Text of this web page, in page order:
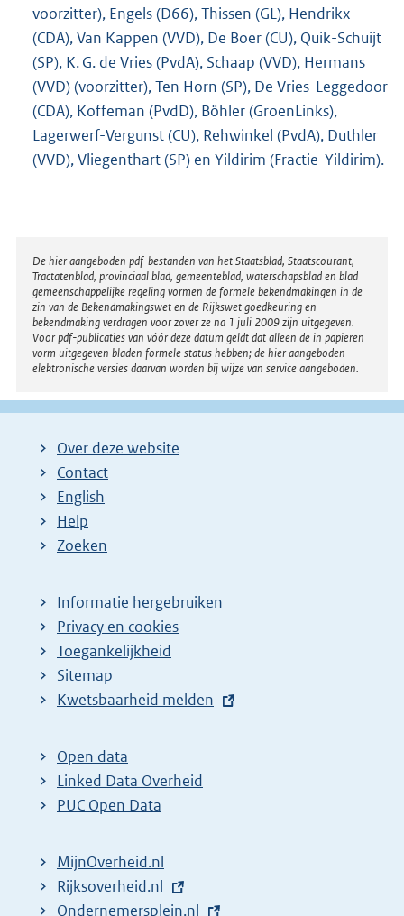
voorzitter), Engels (D66), Thissen (GL), Hendrikx
(CDA), Van Kappen (VVD), De Boer (CU), Quik-Schuijt
(SP), K. G. de Vries (PvdA), Schaap (VVD), Hermans
(VVD) (voorzitter), Ten Horn (SP), De Vries-Leggedoor
(CDA), Koffeman (PvdD), Böhler (GroenLinks),
Lagerwerf-Vergunst (CU), Rehwinkel (PvdA), Duthler
(VVD), Vliegenthart (SP) en Yildirim (Fractie-Yildirim).
Disclaimer
De hier aangeboden pdf-bestanden van het Staatsblad, Staatscourant,
Tractatenblad, provinciaal blad, gemeenteblad, waterschapsblad en blad
gemeenschappelijke regeling vormen de formele bekendmakingen in de
zin van de Bekendmakingswet en de Rijkswet goedkeuring en
bekendmaking verdragen voor zover ze na 1 juli 2009 zijn uitgegeven.
Voor pdf-publicaties van vóór deze datum geldt dat alleen de in papieren
vorm uitgegeven bladen formele status hebben; de hier aangeboden
elektronische versies daarvan worden bij wijze van service aangeboden.
Over deze website
Contact
English
Help
Zoeken
Informatie hergebruiken
Privacy en cookies
Toegankelijkheid
Sitemap
E
t
e
r
l
i
Kwetsbaarheid melden
Open data
Linked Data Overheid
PUC Open Data
MijnOverheid.nl
E
x
Rijksoverheid.nl
E
Ondernemersplein.nl